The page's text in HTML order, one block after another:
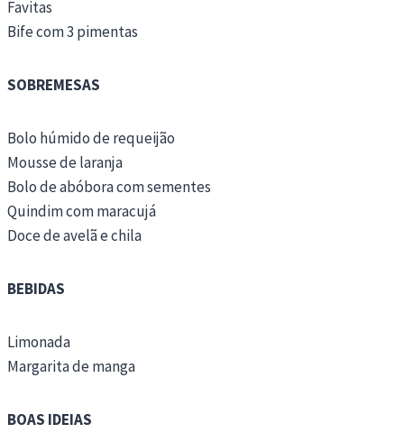
Favitas
Bife com 3 pimentas
SOBREMESAS
Bolo húmido de requeijão
Mousse de laranja
Bolo de abóbora com sementes
Quindim com maracujá
Doce de avelã e chila
BEBIDAS
Limonada
Margarita de manga
BOAS IDEIAS